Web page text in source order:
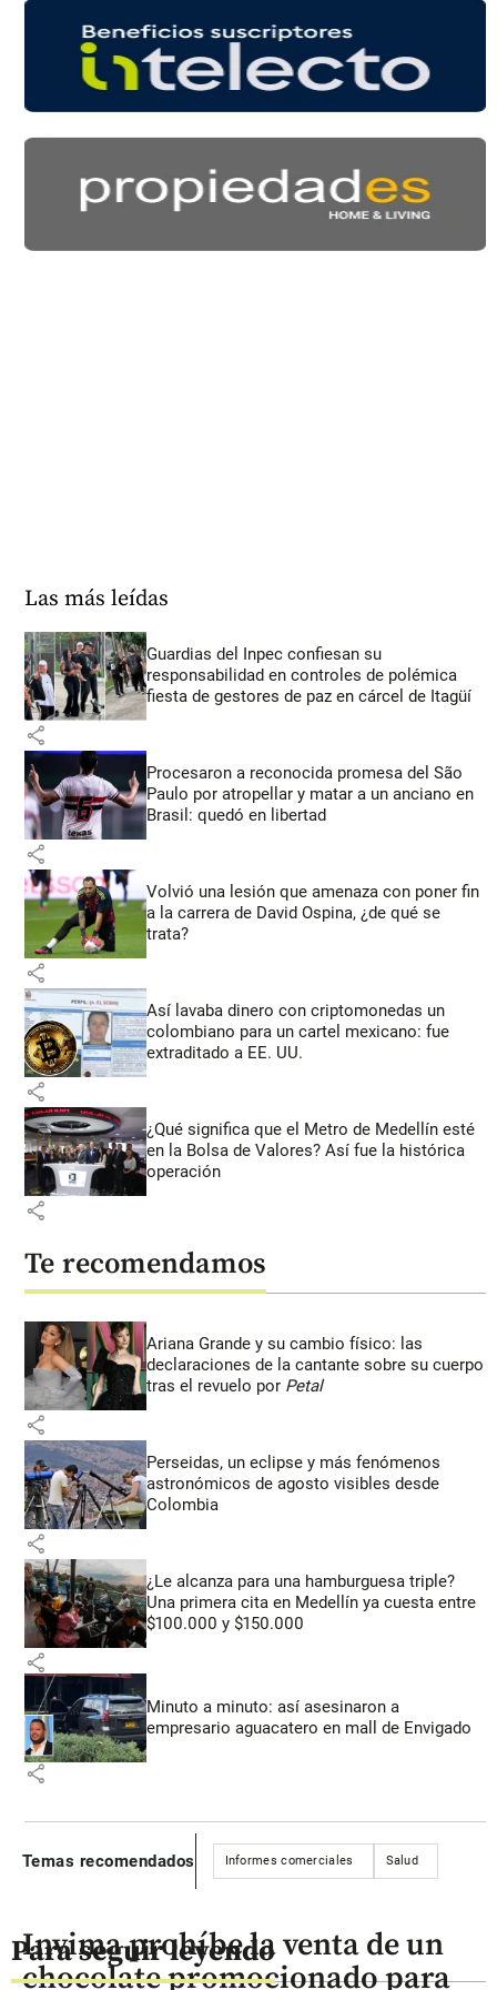
Las más leídas
Guardias del Inpec confiesan su
responsabilidad en controles de polémica
fiesta de gestores de paz en cárcel de Itagüí
share
Procesaron a reconocida promesa del São
Paulo por atropellar y matar a un anciano en
Brasil: quedó en libertad
share
Volvió una lesión que amenaza con poner fin
a la carrera de David Ospina, ¿de qué se
trata?
share
Así lavaba dinero con criptomonedas un
colombiano para un cartel mexicano: fue
extraditado a EE. UU.
share
¿Qué significa que el Metro de Medellín esté
en la Bolsa de Valores? Así fue la histórica
operación
share
Te recomendamos
Ariana Grande y su cambio físico: las
declaraciones de la cantante sobre su cuerpo
tras el revuelo por Petal
share
Perseidas, un eclipse y más fenómenos
astronómicos de agosto visibles desde
Colombia
share
¿Le alcanza para una hamburguesa triple?
Una primera cita en Medellín ya cuesta entre
$100.000 y $150.000
share
Minuto a minuto: así asesinaron a
empresario aguacatero en mall de Envigado
share
Temas recomendados Informes comerciales Salud
Para seguir leyendo
Invima prohíbe la venta de un
chocolate promocionado para